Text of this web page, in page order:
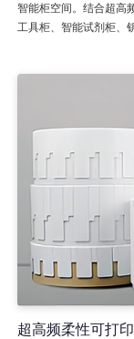
智能柜空间。结合超高
工具柜、智能试剂柜、
超高频柔性可打